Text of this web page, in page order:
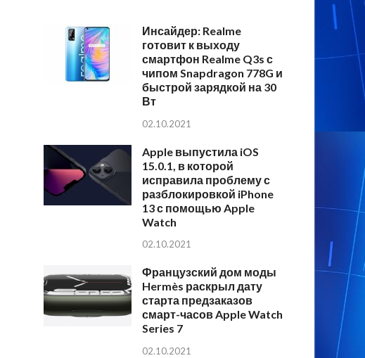
Инсайдер: Realme
готовит к выходу
смартфон Realme Q3s с
чипом Snapdragon 778G и
быстрой зарядкой на 30
Вт
02.10.2021
Apple выпустила iOS
15.0.1, в которой
исправила проблему с
разблокировкой iPhone
13 с помощью Apple
Watch
02.10.2021
Французский дом моды
Hermès раскрыл дату
старта предзаказов
смарт-часов Apple Watch
Series 7
02.10.2021